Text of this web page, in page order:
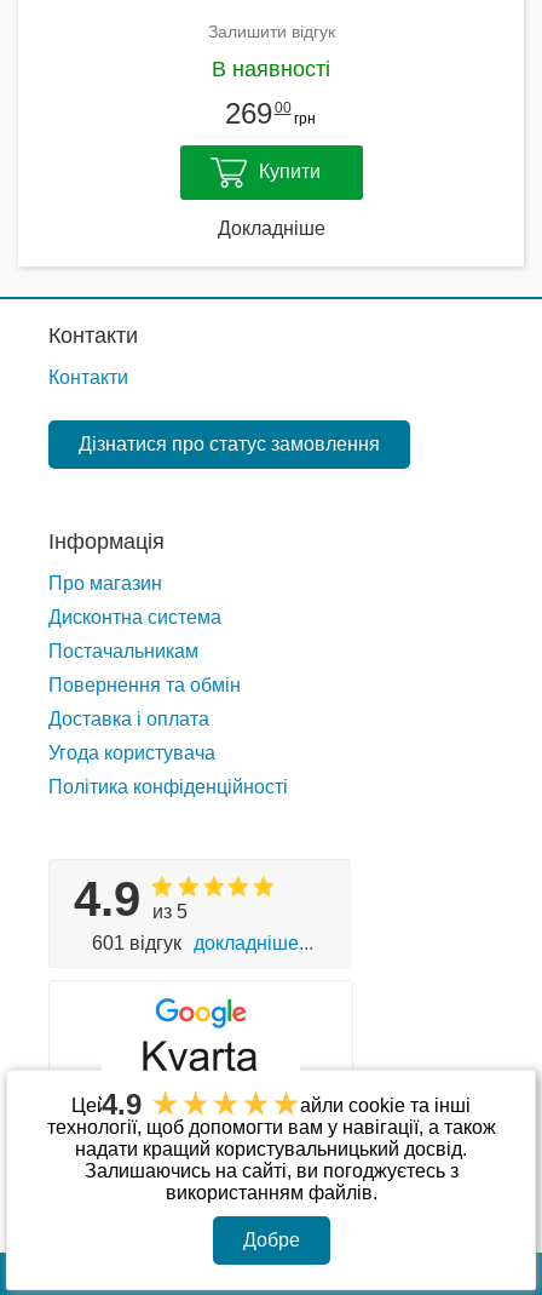
Залишити відгук
В наявності
26900
грн
Купити
Докладніше
Цей сайт використовує файли cookie та інші
технології, щоб допомогти вам у навігації, а також
надати кращий користувальницький досвід.
Залишаючись на сайті, ви погоджуєтесь з
використанням файлів.
Добре
Контакти
Контакти
Дізнатися про статус замовлення
Інформація
Про магазин
Дисконтна система
Постачальникам
Повернення та обмін
Доставка і оплата
Угода користувача
Політика конфіденційності
4.9
из 5
601 відгук
докладніше...
4.9
Приймаємо до оплати